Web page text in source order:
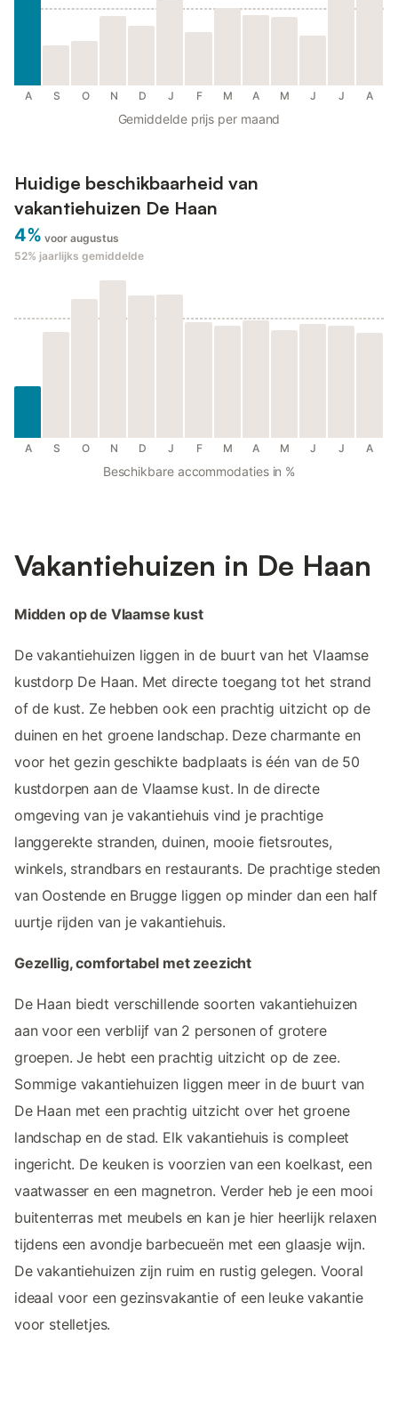
A S O N D J F M A M J J A
Gemiddelde prijs per maand
Huidige beschikbaarheid van
vakantiehuizen De Haan
4% voor augustus
52% jaarlijks gemiddelde
A S O N D J F M A M J J A
Beschikbare accommodaties in %
Vakantiehuizen in De Haan
Midden op de Vlaamse kust
De vakantiehuizen liggen in de buurt van het Vlaamse
kustdorp De Haan. Met directe toegang tot het strand
of de kust. Ze hebben ook een prachtig uitzicht op de
duinen en het groene landschap. Deze charmante en
voor het gezin geschikte badplaats is één van de 50
kustdorpen aan de Vlaamse kust. In de directe
omgeving van je vakantiehuis vind je prachtige
langgerekte stranden, duinen, mooie fietsroutes,
winkels, strandbars en restaurants. De prachtige steden
van Oostende en Brugge liggen op minder dan een half
uurtje rijden van je vakantiehuis.
Gezellig, comfortabel met zeezicht
De Haan biedt verschillende soorten vakantiehuizen
aan voor een verblijf van 2 personen of grotere
groepen. Je hebt een prachtig uitzicht op de zee.
Sommige vakantiehuizen liggen meer in de buurt van
De Haan met een prachtig uitzicht over het groene
landschap en de stad. Elk vakantiehuis is compleet
ingericht. De keuken is voorzien van een koelkast, een
vaatwasser en een magnetron. Verder heb je een mooi
buitenterras met meubels en kan je hier heerlijk relaxen
tijdens een avondje barbecueën met een glaasje wijn.
De vakantiehuizen zijn ruim en rustig gelegen. Vooral
ideaal voor een gezinsvakantie of een leuke vakantie
voor stelletjes.